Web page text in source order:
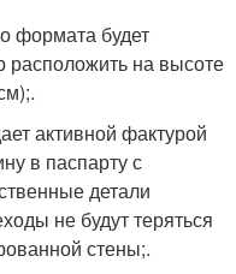
формата будет
расположить на высоте
активной фактурой
в паспарту с
детали
не будут теряться
стены;.